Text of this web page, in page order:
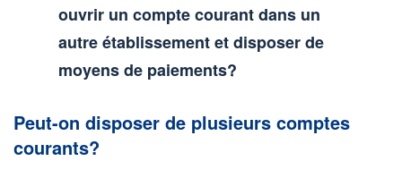
ouvrir un compte courant dans un
autre établissement et disposer de
moyens de paiements?
Peut-on disposer de plusieurs comptes
courants?